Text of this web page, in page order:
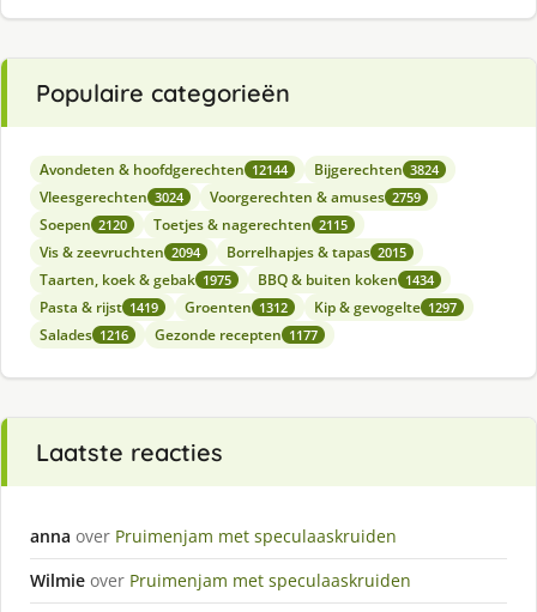
Populaire categorieën
Avondeten & hoofdgerechten 12144 Bijgerechten 3824
Vleesgerechten 3024 Voorgerechten & amuses 2759
Soepen 2120 Toetjes & nagerechten 2115
Vis & zeevruchten 2094 Borrelhapjes & tapas 2015
Taarten, koek & gebak 1975 BBQ & buiten koken 1434
Pasta & rijst 1419 Groenten 1312 Kip & gevogelte 1297
Salades 1216 Gezonde recepten 1177
Laatste reacties
anna over Pruimenjam met speculaaskruiden
Wilmie over Pruimenjam met speculaaskruiden